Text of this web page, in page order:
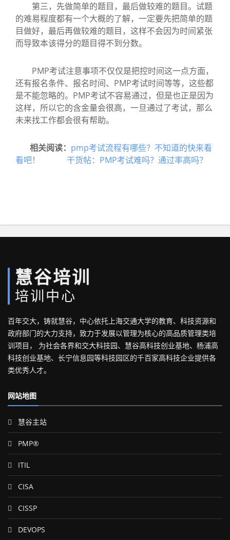
第三，先做简单的题目，最后做较难的题目。试题
的难易程度都有一个大概的了解，一定要先把简单的题
目做好，最后再做较难的题目，这样不会因为时间紧张
而导致本该得分的题目得不到分数。
PMP考试注意事项不仅仅是把控时间这一点方面，
还有报名条件、报名时间、PMP考试时间等等，这些都
是不能忽略的。PMP考试不容易通过，但是也正是因为
这样，所以它的含金量会很高，一旦通过了考试，那么
未来找工作都会很有帮助。
相关阅读： pmp考试流程有哪些？不知道的快来看
看吧！
干货帖：PMP考试难吗？通过率高吗？
慧谷培训
培训中心
百年交大，铸就慧谷，中心依托上海交通大学的教育、科技资源和
政府部门的大力支持，致力于发展以管理为核心的高品质管理类培
训项目， 为社会各界和交大科技园、慧谷高科技创业基地、杨浦高
科技创业基地、长宁信息园等科技园区的千百家高科技企业提供各
类优秀人才。
网站地图
慧谷主站
PMP®
ITIL
CISA
CISSP
DEVOPS